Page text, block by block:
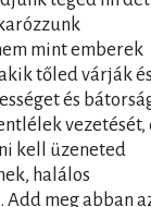
mint emberek
tőled várják
és
vezetését,
kell üzeneted
halálos
meg abban